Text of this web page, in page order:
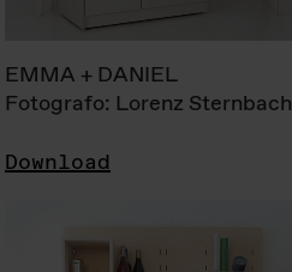
EMMA + DANIEL
Fotografo: Lorenz Sternbach
Download